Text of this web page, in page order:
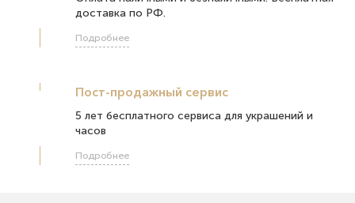
доставка по РФ.
Подробнее
Пост-продажный сервис
5 лет бесплатного сервиса для украшений и
часов
Подробнее